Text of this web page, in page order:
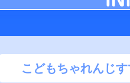
こどもちゃれんじ